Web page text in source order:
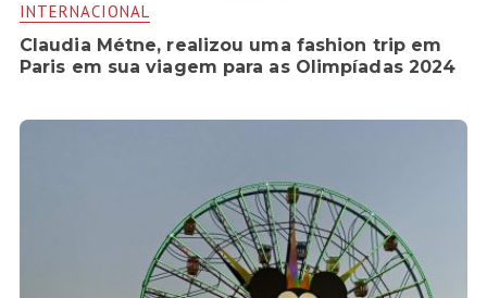
INTERNACIONAL
Claudia Métne, realizou uma fashion trip em
Paris em sua viagem para as Olimpíadas 2024